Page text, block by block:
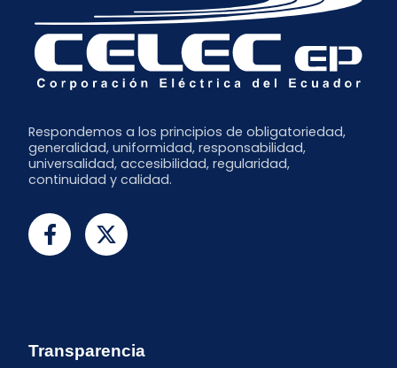
Respondemos a los principios de obligatoriedad,
generalidad, uniformidad, responsabilidad,
universalidad, accesibilidad, regularidad,
continuidad y calidad.
Transparencia